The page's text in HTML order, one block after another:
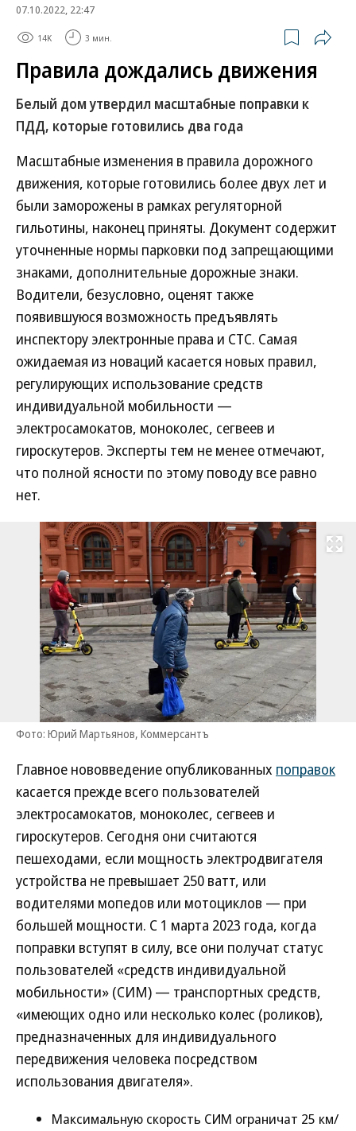
07.10.2022, 22:47
14K 3 мин.
Правила дождались движения
Белый дом утвердил масштабные поправки к
ПДД, которые готовились два года
Масштабные изменения в правила дорожного
движения, которые готовились более двух лет и
были заморожены в рамках регуляторной
гильотины, наконец приняты. Документ содержит
уточненные нормы парковки под запрещающими
знаками, дополнительные дорожные знаки.
Водители, безусловно, оценят также
появившуюся возможность предъявлять
инспектору электронные права и СТС. Самая
ожидаемая из новаций касается новых правил,
регулирующих использование средств
индивидуальной мобильности —
электросамокатов, моноколес, сегвеев и
гироскутеров. Эксперты тем не менее отмечают,
что полной ясности по этому поводу все равно
нет.
Развернуть
Фото: Юрий Мартьянов, Коммерсантъ
Главное нововведение опубликованных поправок
касается прежде всего пользователей
электросамокатов, моноколес, сегвеев и
гироскутеров. Сегодня они считаются
пешеходами, если мощность электродвигателя
устройства не превышает 250 ватт, или
водителями мопедов или мотоциклов — при
большей мощности. С 1 марта 2023 года, когда
поправки вступят в силу, все они получат статус
пользователей «средств индивидуальной
мобильности» (СИМ) — транспортных средств,
«имеющих одно или несколько колес (роликов),
предназначенных для индивидуального
передвижения человека посредством
использования двигателя».
Максимальную скорость СИМ ограничат 25 км/